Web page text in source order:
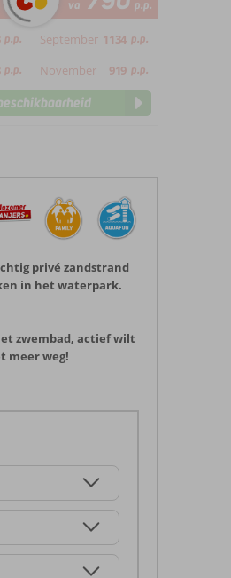
va p.p.
p.p. September 1134 p.p.
p.p. November 919 p.p.
privé zandstrand
in het waterpark.
zwembad, actief wilt
meer weg!